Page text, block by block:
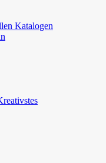
Katalogen